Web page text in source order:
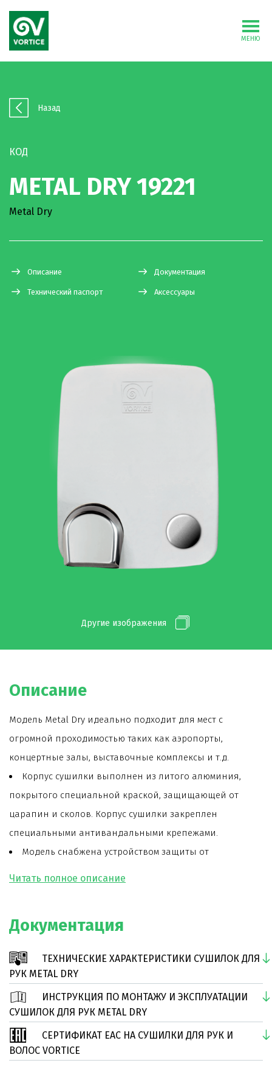
МЕНЮ
Назад
КОД
METAL DRY 19221
Metal Dry
Описание Документация
Технический паспорт Аксессуары
Другие изображения
Описание
Модель Metal Dry идеально подходит для мест с
огромной проходимостью таких как аэропорты,
концертные залы, выставочные комплексы и т.д.
Корпус сушилки выполнен из литого алюминия,
покрытого специальной краской, защищающей от
царапин и сколов. Корпус сушилки закреплен
специальными антивандальными крепежами.
Модель снабжена устройством защиты от
Двигатель сушилки соответствует требованию
процессе эксплуатации и обеспечивает высокую
надежность.
Скорость, производительность и температура
воздуха подобраны таким образом, чтобы обеспечить
минимальное время сушки рук.
Степень защиты корпуса вентилятора – IP44.
Документация
ТЕХНИЧЕСКИЕ ХАРАКТЕРИСТИКИ СУШИЛОК ДЛЯ
РУК METAL DRY
ИНСТРУКЦИЯ ПО МОНТАЖУ И ЭКСПЛУАТАЦИИ
СУШИЛОК ДЛЯ РУК METAL DRY
СЕРТИФИКАТ ЕАС НА СУШИЛКИ ДЛЯ РУК И
ВОЛОС VORTICE